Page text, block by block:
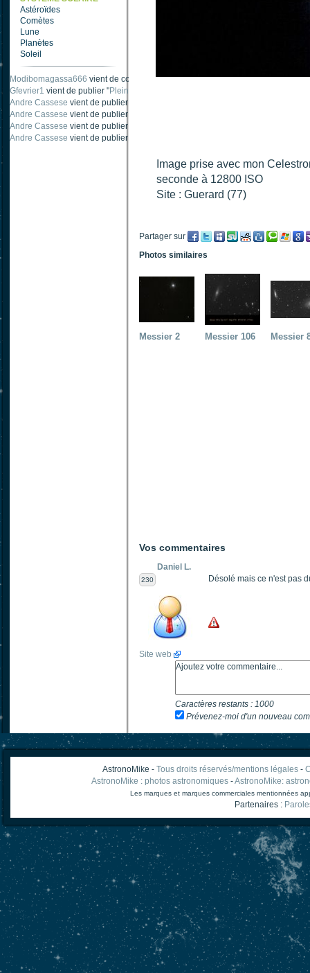
Astéroïdes
Comètes
Lune
Planètes
Soleil
Modibomagassa666 vient de commenter "Ombre portée d'une traînée d'avion".
Gfevrier1 vient de publier "Pleine Lune - 9 Aout 205
Andre Cassese vient de publier "
Andre Cassese vient de publier "
Andre Cassese vient de publier "
Andre Cassese vient de publier "
Image prise avec mon
seconde à 12800 ISO
Site : Guerard (77)
Partager sur
Photos similaires
Messier 2 Messier 106 Messier
Vos commentaires
Daniel L.
230
Site web
Désolé mais ce n'est pas
Caractères restants : 1000
Prévenez-moi d'un nouveau
AstronoMike - Tous droits réservés/mentions légales-
AstronoMike : photos astronomiques -AstronoMike:
Les marques et marques commerciales mentionnées
Partenaires :